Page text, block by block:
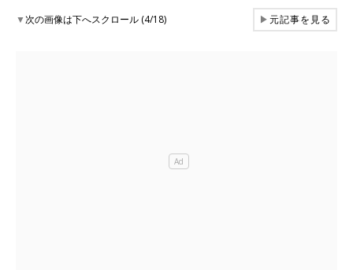
▼次の画像は下へスクロール (4/18) ▶元記事を見る